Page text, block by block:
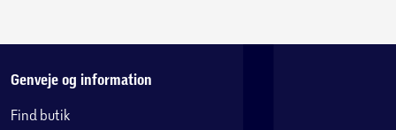
Genveje og information
Find butik